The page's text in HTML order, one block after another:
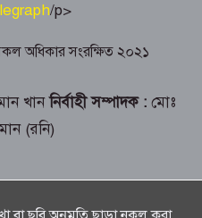
কাজের অভিযোগ
পারিশ্রমিকে কবর খুঁড়ছেন
/p>
অধিকার সংরক্ষিত ২০২১
খাননির্বাহী সম্পাদক :মোঃ
(রনি)